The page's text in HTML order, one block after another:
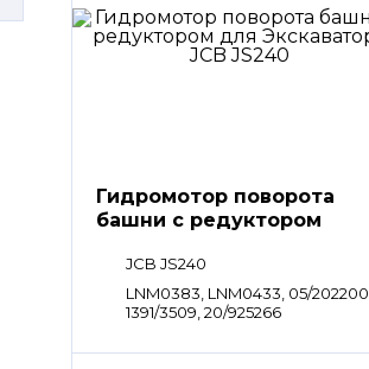
Гидромотор поворота
башни с редуктором
JCB JS240
LNM0383, LNM0433, 05/202200,
1391/3509, 20/925266